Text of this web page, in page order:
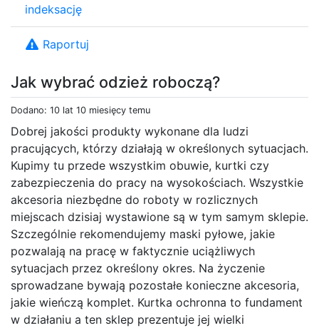
Jak wybrać odzież roboczą?
Dodano: 10 lat 10 miesięcy temu
Dobrej jakości produkty wykonane dla ludzi
pracujących, którzy działają w określonych sytuacjach.
Kupimy tu przede wszystkim obuwie, kurtki czy
zabezpieczenia do pracy na wysokościach. Wszystkie
akcesoria niezbędne do roboty w rozlicznych
miejscach dzisiaj wystawione są w tym samym sklepie.
Szczególnie rekomendujemy maski pyłowe, jakie
pozwalają na pracę w faktycznie uciążliwych
sytuacjach przez określony okres. Na życzenie
sprowadzane bywają pozostałe konieczne akcesoria,
jakie wieńczą komplet. Kurtka ochronna to fundament
w działaniu a ten sklep prezentuje jej wielki
indeksację
Raportuj